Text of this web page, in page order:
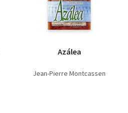
Azálea
Jean-Pierre Montcassen